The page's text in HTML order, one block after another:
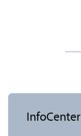
InfoCenter